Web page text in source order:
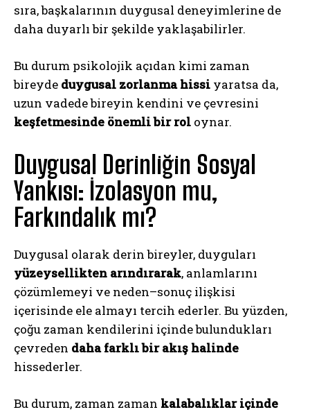
sıra, başkalarının duygusal deneyimlerine de
daha duyarlı bir şekilde yaklaşabilirler.
Bu durum psikolojik açıdan kimi zaman
bireyde duygusal zorlanma hissi yaratsa da,
uzun vadede bireyin kendini ve çevresini
keşfetmesinde önemli bir rol oynar.
Duygusal Derinliğin Sosyal
Yankısı: İzolasyon mu,
Farkındalık mı?
Duygusal olarak derin bireyler, duyguları
yüzeysellikten arındırarak, anlamlarını
çözümlemeyi ve neden–sonuç ilişkisi
içerisinde ele almayı tercih ederler. Bu yüzden,
çoğu zaman kendilerini içinde bulundukları
çevreden daha farklı bir akış halinde
hissederler.
Bu durum, zaman zaman kalabalıklar içinde